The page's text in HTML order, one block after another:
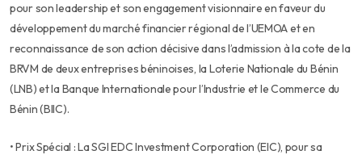
pour son leadership et son engagement visionnaire en faveur du
développement du marché financier régional de l’UEMOA et en
reconnaissance de son action décisive dans l’admission à la cote de la
BRVM de deux entreprises béninoises, la Loterie Nationale du Bénin
(LNB) et la Banque Internationale pour l’Industrie et le Commerce du
Bénin (BIIC).
• Prix Spécial : La SGI EDC Investment Corporation (EIC), pour sa